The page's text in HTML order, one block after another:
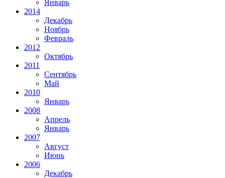
Январь
2014
Декабрь
Ноябрь
Февраль
2012
Октябрь
2011
Сентябрь
Май
2010
Январь
2008
Апрель
Январь
2007
Август
Июнь
2006
Декабрь